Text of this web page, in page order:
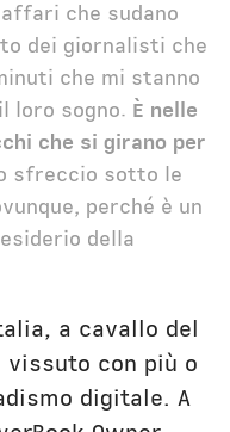
che sudano
dei giornalisti che
che mi stanno
loro sogno. È nelle
che si girano per
sfreccio sotto le
perché è un
della
a cavallo del
vissuto con più o
digitale. A